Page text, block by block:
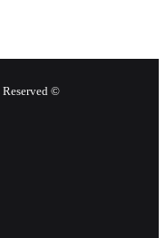
© Copyright 2026, All Rights Reserved